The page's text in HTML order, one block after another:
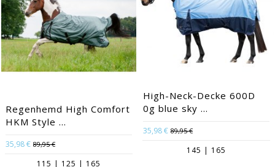
Regenhemd High Comfort
HKM Style ...
35,98 € 89,95 €
115 | 125 | 165
High-Neck-Decke 600D
0g blue sky ...
35,98 € 89,95 €
145 | 165